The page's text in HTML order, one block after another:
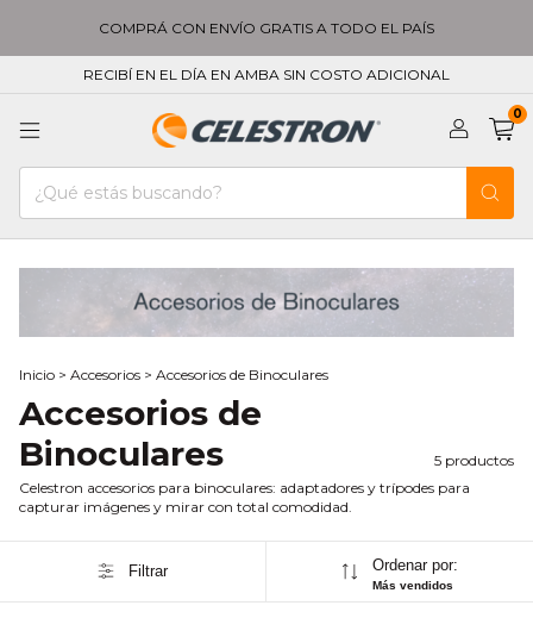
COMPRÁ CON ENVÍO GRATIS A TODO EL PAÍS
RECIBÍ EN EL DÍA EN AMBA SIN COSTO ADICIONAL
0
Inicio > Accesorios > Accesorios de Binoculares
Accesorios de
Binoculares
5 productos
Celestron accesorios para binoculares: adaptadores y trípodes para
capturar imágenes y mirar con total comodidad.
Filtrar Ordenar por:
Más vendidos